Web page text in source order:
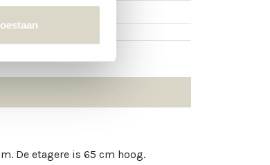
De etagere is 65 cm hoog.